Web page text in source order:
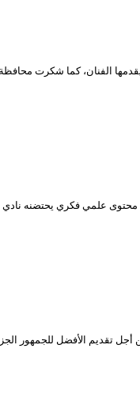
يقدمها الفنان، كما شكرت
علمي فكري يحتضنه
أجل تقديم الأفضل للجمهور